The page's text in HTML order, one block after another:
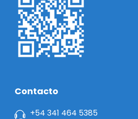
Contacto
+54 341 464 5385